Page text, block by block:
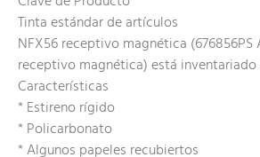
Tinta estándar de artículos
NFX56 receptivo magnética
receptivo magnética) está inventariado
Características
* Estireno rígido
* Policarbonato
* Algunos papeles recubiertos